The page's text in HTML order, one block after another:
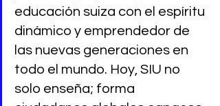
educación suiza con el espíritu
dinámico y emprendedor de
las nuevas generaciones en
todo el mundo. Hoy, SIU no
solo enseña; forma